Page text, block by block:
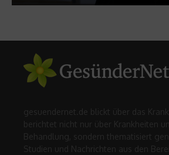
gesuendernet.de blickt über das
berichtet nicht nur über Krankheiten
Behandlung, sondern thematisiert
Studien und Nachrichten aus den